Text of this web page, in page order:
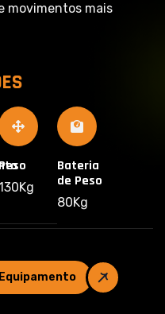
movimentos mais
ES
Bateria
de Peso
80Kg